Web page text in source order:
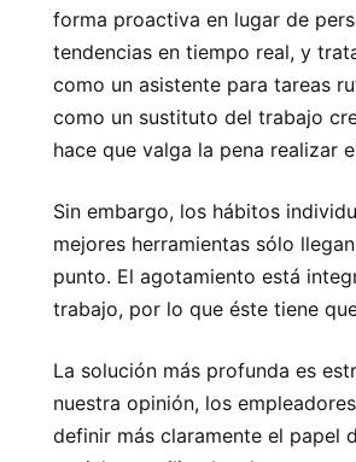
forma proactiva en lugar de
tendencias en tiempo real, y
como un asistente para tareas
como un sustituto del trabajo
hace que valga la pena realizar
Sin embargo, los hábitos
mejores herramientas sólo
punto. El agotamiento está
trabajo, por lo que éste tiene
La solución más profunda es
nuestra opinión, los
definir más claramente el papel